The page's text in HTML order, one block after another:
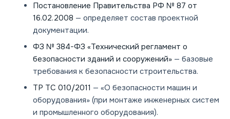
Постановление Правительства РФ № 87 от
16.02.2008 — определяет состав проектной
документации.
ФЗ № 384-ФЗ «Технический регламент о
безопасности зданий и сооружений» — базовые
требования к безопасности строительства.
ТР ТС 010/2011 — «О безопасности машин и
оборудования» (при монтаже инженерных систем
и промышленного оборудования).